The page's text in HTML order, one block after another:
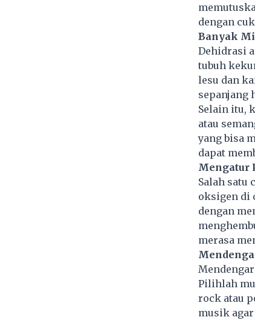
dengan
Banyak
Dehidrasi
tubuh
lesu dan
sepanjang
Selain itu,
atau
yang bisa
dapat
Mengatur
Salah satu
oksigen di
dengan
merasa
Pilihlah
rock atau
musik